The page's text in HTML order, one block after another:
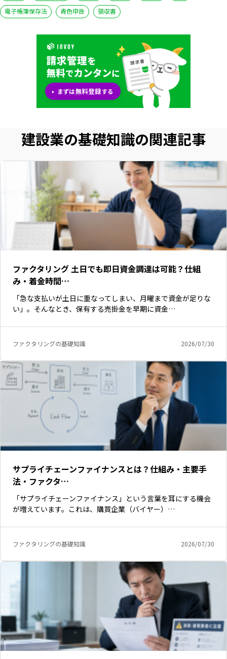
電子帳簿保存法
青色申告 領収書
建設業の基礎知識の関連記事
ファクタリング 土日でも即日資金調達は可能？仕組
み・着金時間…
「急な支払いが土日に重なってしまい、月曜まで資金が足りな
い」。そんなとき、保有する売掛金を早期に資金…
ファクタリングの基礎知識 2026/07/30
サプライチェーンファイナンスとは？仕組み・主要手
法・ファクタ…
「サプライチェーンファイナンス」という言葉を耳にする機会
が増えています。これは、購買企業（バイヤー）…
ファクタリングの基礎知識 2026/07/30